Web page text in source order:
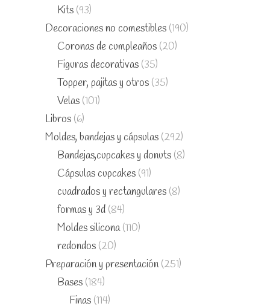
Kits (93)
Decoraciones no comestibles (190)
Coronas de cumpleaños (20)
Figuras decorativas (35)
Topper, pajitas y otros (35)
Velas (101)
Libros (6)
Moldes, bandejas y cápsulas (292)
Bandejas,cupcakes y donuts (8)
Cápsulas cupcakes (91)
cuadrados y rectangulares (8)
formas y 3d (84)
Moldes silicona (110)
redondos (20)
Preparación y presentación (251)
Bases (184)
Finas (114)